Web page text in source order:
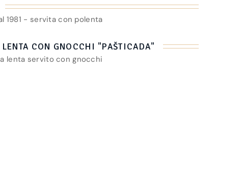
1981 - servita con polenta
CON GNOCCHI "PAŠTICADA"
lenta servito con gnocchi